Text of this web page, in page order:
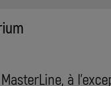
à